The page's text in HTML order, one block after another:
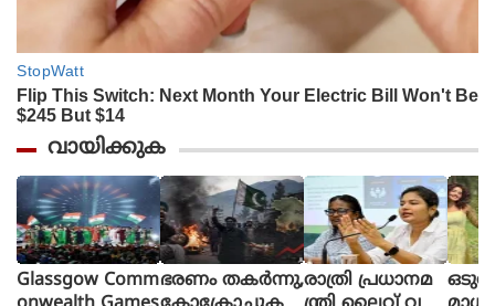
വായിക്കുക
Glassgow Commഭരണം തകര്‍ന്നു,രാത്രി പ്രധാനമ